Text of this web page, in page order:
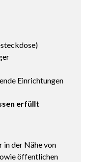
Einrichtungen
erfüllt
in der Nähe von
öffentlichen